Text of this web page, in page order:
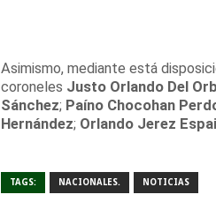
Asimismo, mediante está
coroneles Justo Orlando Del
Sánchez; Paíno Chocohan
Hernández; Orlando Jerez
TAGS: NACIONALES. NOTICIAS